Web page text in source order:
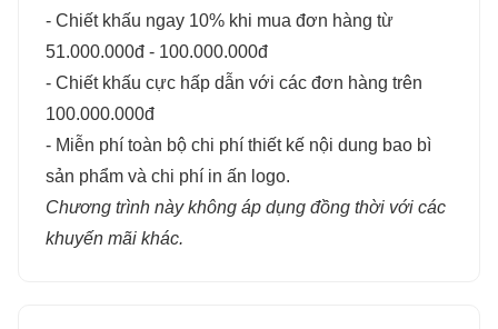
- Chiết khấu ngay 10% khi mua đơn hàng từ
51.000.000đ - 100.000.000đ
- Chiết khấu cực hấp dẫn với các đơn hàng trên
100.000.000đ
- Miễn phí toàn bộ chi phí thiết kế nội dung bao bì
sản phẩm và chi phí in ấn logo.
Chương trình này không áp dụng đồng thời với các
khuyến mãi khác.